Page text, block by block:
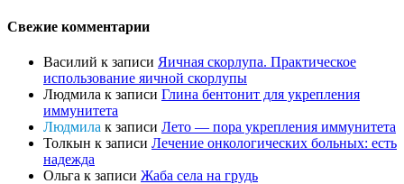
Свежие комментарии
Василий к записи Яичная скорлупа. Практическое
использование яичной скорлупы
Людмила к записи Глина бентонит для укрепления
иммунитета
Людмила к записи Лето — пора укрепления иммунитета
Толкын к записи Лечение онкологических больных: есть
надежда
Ольга к записи Жаба села на грудь